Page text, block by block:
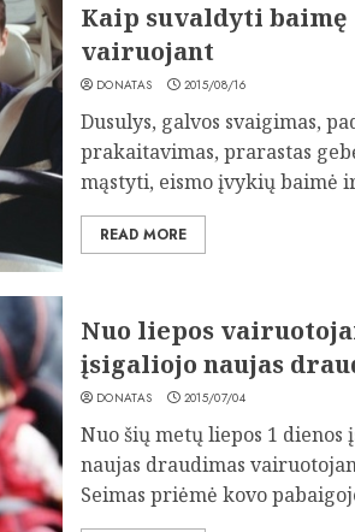
Kaip suvaldyti baimę
vairuojant
DONATAS 2015/08/16
Dusulys, galvos svaigimas,
prakaitavimas, prarastas
mąstyti, eismo įvykių baimė
READ MORE
Nuo liepos
įsigaliojo naujas
DONATAS 2015/07/04
Nuo šių metų liepos 1 dienos
naujas draudimas
Seimas priėmė kovo